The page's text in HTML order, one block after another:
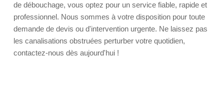
de débouchage, vous optez pour un service fiable, rapide et
professionnel. Nous sommes à votre disposition pour toute
demande de devis ou d'intervention urgente. Ne laissez pas
les canalisations obstruées perturber votre quotidien,
contactez-nous dès aujourd'hui !